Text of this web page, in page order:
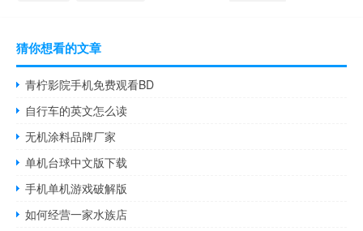
猜你想看的文章
青柠影院手机免费观看BD
自行车的英文怎么读
无机涂料品牌厂家
单机台球中文版下载
手机单机游戏破解版
如何经营一家水族店